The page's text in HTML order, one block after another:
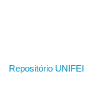
Repositório UNIFEI